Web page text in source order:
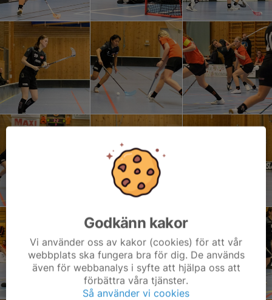
Godkänn kakor
Vi använder oss av kakor (cookies) för att vår
webbplats ska fungera bra för dig. De används
även för webbanalys i syfte att hjälpa oss att
förbättra våra tjänster.
Så använder vi cookies